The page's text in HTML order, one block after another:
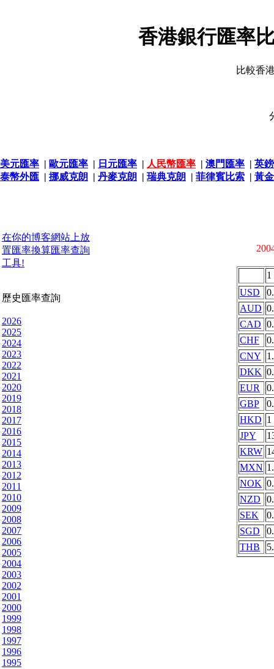
香港銀行匯率
比較香
美元匯率 | 歐元匯率 | 日元匯率 | 人民幣匯率 | 澳門匯率 | 英
泰幣外匯 | 挪威克朗 | 丹麥克朗 | 瑞典克朗 | 菲律賓比索 | 黃
在你的博客網站上放
置匯率換算匯率查詢
工具!
歷史匯率查詢
2026
2025
2024
2023
2022
2021
2020
2019
2018
2017
2016
2015
2014
2013
2012
2011
2010
2009
2008
2007
2006
2005
2004
2003
2002
2001
2000
1999
1998
1997
1996
1995
1
USD
AUD
CAD
CHF
CNY
DKK
EUR
GBP
HKD 1
JPY
KRW
MXN
NOK
NZD
SEK
SGD
THB